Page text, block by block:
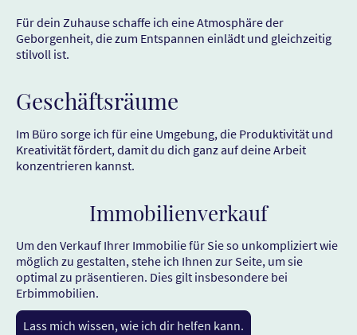
Für dein Zuhause schaffe ich eine Atmosphäre der
Geborgenheit, die zum Entspannen einlädt und gleichzeitig
stilvoll ist.
Geschäftsräume
Im Büro sorge ich für eine Umgebung, die Produktivität und
Kreativität fördert, damit du dich ganz auf deine Arbeit
konzentrieren kannst.
Immobilienverkauf
Um den Verkauf Ihrer Immobilie für Sie so unkompliziert wie
möglich zu gestalten, stehe ich Ihnen zur Seite, um sie
optimal zu präsentieren. Dies gilt insbesondere bei
Erbimmobilien.
Lass mich wissen, wie ich dir helfen kann.